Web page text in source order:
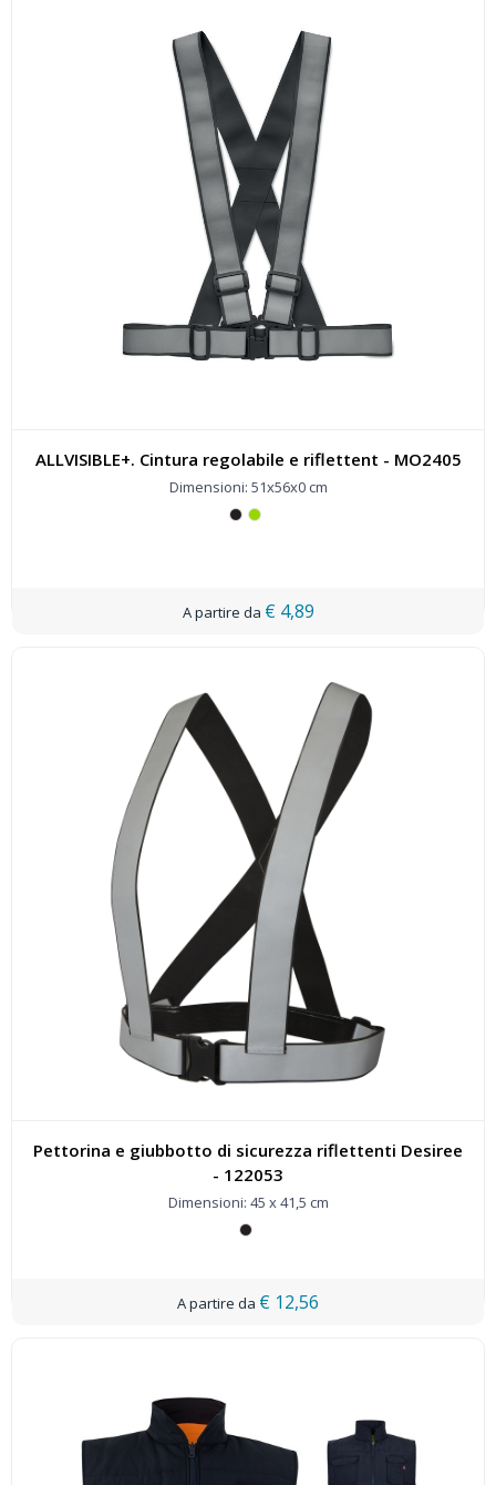
ALLVISIBLE+. Cintura regolabile e riflettent - MO2405
Dimensioni: 51x56x0 cm
€ 4,89
Pettorina e giubbotto di sicurezza riflettenti Desiree
- 122053
Dimensioni: 45 x 41,5 cm
€ 12,56